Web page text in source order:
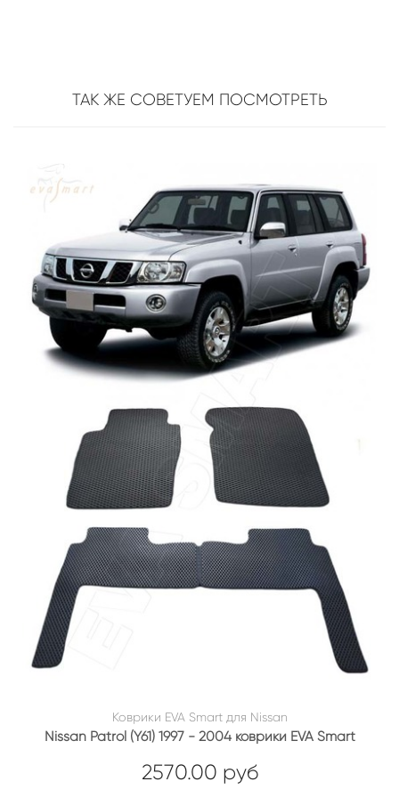
ТАК ЖЕ СОВЕТУЕМ ПОСМОТРЕТЬ
Коврики EVA Smart для Nissan
Nissan Patrol (Y61) 1997 - 2004 коврики EVA Smart
2570.00 руб